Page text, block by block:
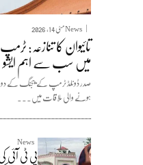
Newsمئی 14, 2026
تائیوان کا تنازعہ:
میں سب سے اہم ایشو
صدر ڈونلڈ ٹرمپ کے بیجنگ کے
ہونے والی ملاقات میں...
News
پی ٹی